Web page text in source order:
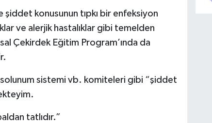
şiddet konusunun tıpkı bir enfeksiyon
ve alerjik hastalıklar gibi temelden
Çekirdek Eğitim Program’ında da
solunum sistemi vb. komiteleri gibi “şiddet
tatlıdır.”